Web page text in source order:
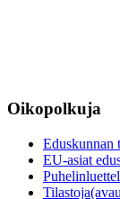
Oikopolkuja
Eduskunnan
EU-asiat
Tilastoja